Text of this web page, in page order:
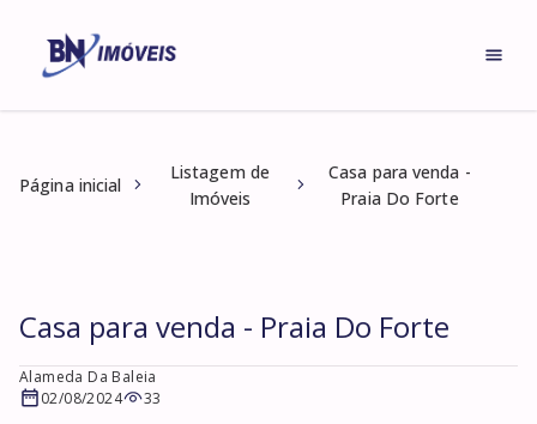
Página inicial
Listagem de
Imóveis
Casa para venda -
Praia Do Forte
Casa para venda - Praia Do Forte
Alameda Da Baleia
02/08/2024
33